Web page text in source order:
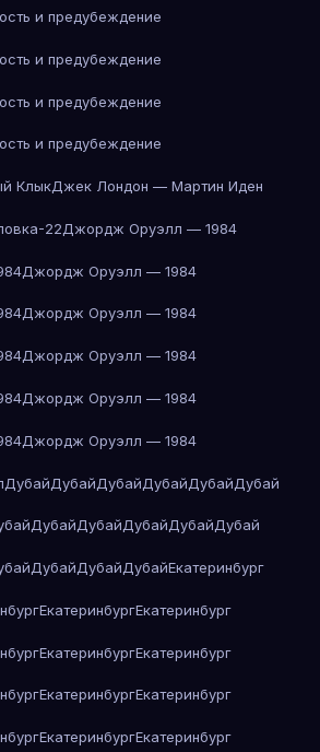
и предубеждение
и предубеждение
и предубеждение
и предубеждение
КлыкДжек Лондон — Мартин Иден
22Джордж Оруэлл — 1984
Джордж Оруэлл — 1984
Джордж Оруэлл — 1984
Джордж Оруэлл — 1984
Джордж Оруэлл — 1984
Джордж Оруэлл — 1984
ДубайДубайДубайДубайДубайДубай
ДубайДубайДубайДубайДубай
ДубайДубайДубайЕкатеринбург
ЕкатеринбургЕкатеринбург
ЕкатеринбургЕкатеринбург
ЕкатеринбургЕкатеринбург
ЕкатеринбургЕкатеринбург